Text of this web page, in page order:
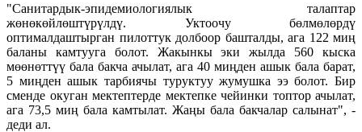
"Санитардык-эпидемиологиялык талаптар
жөнөкөйлөштүрүлдү. Уктоочу бөлмөлөрдү
оптималдаштырган пилоттук долбоор башталды, ага 122 миң
баланы камтууга болот. Жакынкы эки жылда 560 кыска
мөөнөттүү бала бакча ачылат, ага 40 миңден ашык бала барат,
5 миңден ашык тарбиячы туруктуу жумушка ээ болот. Бир
сменде окуган мектептерде мектепке чейинки топтор ачылат,
ага 73,5 миң бала камтылат. Жаңы бала бакчалар салынат", -
деди ал.